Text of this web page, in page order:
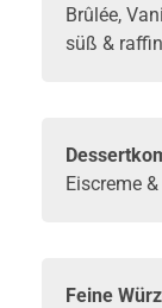
Brûlée,
süß &
Eiscreme
Feine